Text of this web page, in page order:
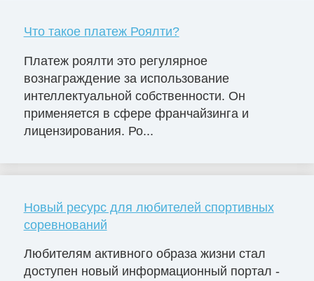
Что такое платеж Роялти?
Платеж роялти это регулярное
вознаграждение за использование
интеллектуальной собственности. Он
применяется в сфере франчайзинга и
лицензирования. Ро...
Новый ресурс для любителей спортивных
соревнований
Любителям активного образа жизни стал
доступен новый информационный портал -